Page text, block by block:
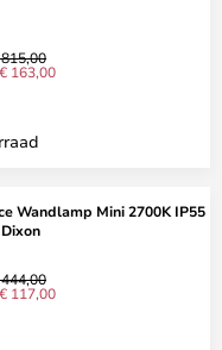
163,00
Wandlamp Mini 2700K IP55
117,00